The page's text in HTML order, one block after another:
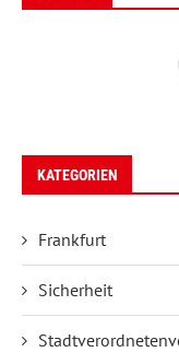
KATEGORIEN
Frankfurt
Sicherheit